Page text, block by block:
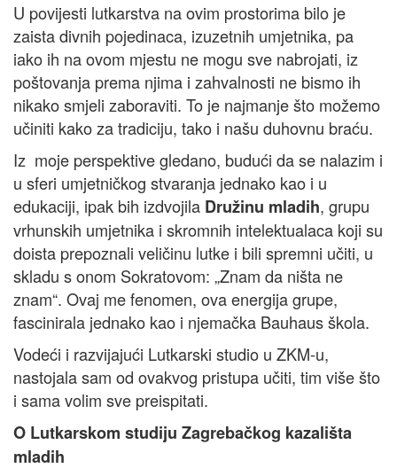
U povijesti lutkarstva na ovim prostorima bilo je
zaista divnih pojedinaca, izuzetnih umjetnika, pa
iako ih na ovom mjestu ne mogu sve nabrojati, iz
poštovanja prema njima i zahvalnosti ne bismo ih
nikako smjeli zaboraviti. To je najmanje što možemo
učiniti kako za tradiciju, tako i našu duhovnu braću.
Iz moje perspektive gledano, budući da se nalazim i
u sferi umjetničkog stvaranja jednako kao i u
edukaciji, ipak bih izdvojila Družinu mladih, grupu
vrhunskih umjetnika i skromnih intelektualaca koji su
doista prepoznali veličinu lutke i bili spremni učiti, u
skladu s onom Sokratovom: „Znam da ništa ne
znam“. Ovaj me fenomen, ova energija grupe,
fascinirala jednako kao i njemačka Bauhaus škola.
Vodeći i razvijajući Lutkarski studio u ZKM-u,
nastojala sam od ovakvog pristupa učiti, tim više što
i sama volim sve preispitati.
O Lutkarskom studiju Zagrebačkog kazališta
mladih